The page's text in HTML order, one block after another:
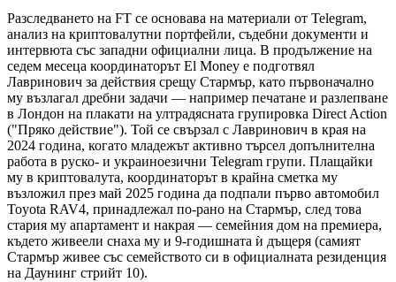
Разследването на FT се основава на материали от Telegram,
анализ на криптовалутни портфейли, съдебни документи и
интервюта със западни официални лица. В продължение на
седем месеца координаторът El Money е подготвял
Лавринович за действия срещу Стармър, като първоначално
му възлагал дребни задачи — например печатане и разлепване
в Лондон на плакати на ултрадясната групировка Direct Action
("Пряко действие"). Той се свързал с Лавринович в края на
2024 година, когато младежът активно търсел допълнителна
работа в руско- и украиноезични Telegram групи. Плащайки
му в криптовалута, координаторът в крайна сметка му
възложил през май 2025 година да подпали първо автомобил
Toyota RAV4, принадлежал по-рано на Стармър, след това
стария му апартамент и накрая — семейния дом на премиера,
където живеели снаха му и 9-годишната ѝ дъщеря (самият
Стармър живее със семейството си в официалната резиденция
на Даунинг стрийт 10).